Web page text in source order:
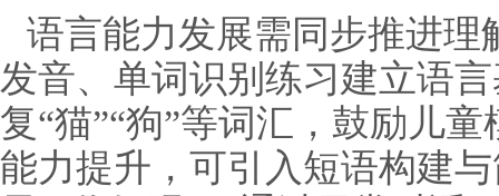
语言能力发展需同步推进
发音、单词识别练习建立语
复“猫”“狗”等词汇，鼓励儿
能力提升，可引入短语构建